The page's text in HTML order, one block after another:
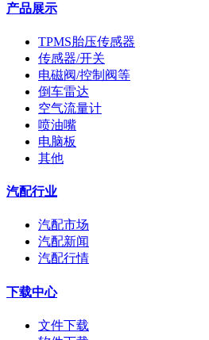
产品展示
TPMS胎压传感器
传感器/开关
电磁阀/控制阀等
倒车雷达
空气流量计
喷油嘴
电脑板
其他
汽配行业
汽配市场
汽配新闻
汽配行情
下载中心
文件下载